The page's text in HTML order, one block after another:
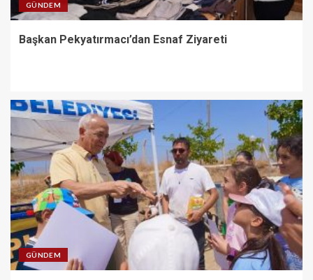
GÜNDEM
Başkan Pekyatırmacı’dan Esnaf Ziyareti
GÜNDEM